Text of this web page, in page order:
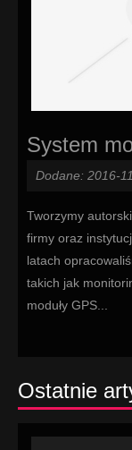
System
Dodane: 2016-
Tworzymy
firmy oraz
latach
takich jak
moduły GPS...
Ostatnie